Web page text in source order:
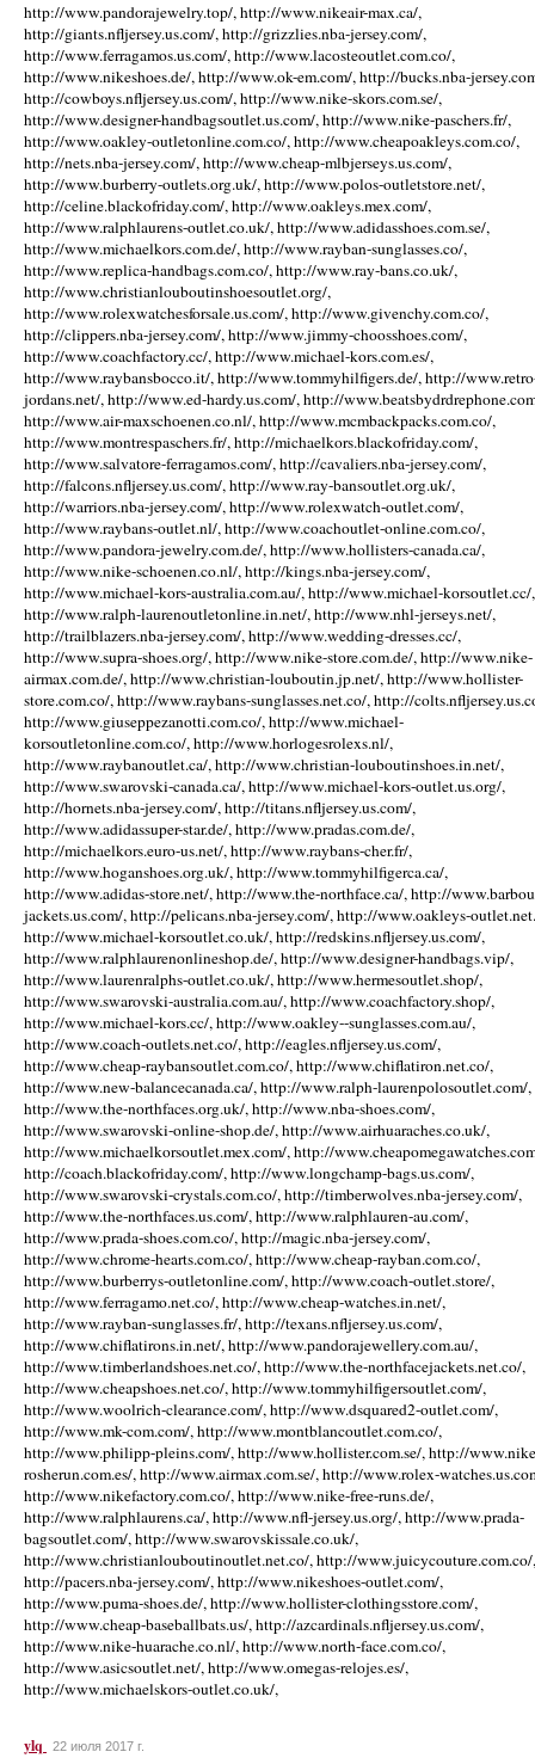
http://www.pandorajewelry.top/, http://www.nikeair-max.ca/,
http://giants.nfljersey.us.com/, http://grizzlies.nba-jersey.com/,
http://www.ferragamos.us.com/, http://www.lacosteoutlet.com.co/,
http://www.nikeshoes.de/, http://www.ok-em.com/, http://bucks.nba-
http://cowboys.nfljersey.us.com/, http://www.nike-skors.com.se/,
http://www.designer-handbagsoutlet.us.com/, http://www.nike-paschers.fr/,
http://www.oakley-outletonline.com.co/, http://www.cheapoakleys.com.co/,
http://nets.nba-jersey.com/, http://www.cheap-mlbjerseys.us.com/,
http://www.burberry-outlets.org.uk/, http://www.polos-outletstore.net/,
http://celine.blackofriday.com/, http://www.oakleys.mex.com/,
http://www.ralphlaurens-outlet.co.uk/, http://www.adidasshoes.com.se/,
http://www.michaelkors.com.de/, http://www.rayban-sunglasses.co/,
http://www.replica-handbags.com.co/, http://www.ray-bans.co.uk/,
http://www.christianlouboutinshoesoutlet.org/,
http://www.rolexwatchesforsale.us.com/, http://www.givenchy.com.co/,
http://clippers.nba-jersey.com/, http://www.jimmy-choosshoes.com/,
http://www.coachfactory.cc/, http://www.michael-kors.com.es/,
http://www.raybansbocco.it/, http://www.tommyhilfigers.de/, http://
jordans.net/, http://www.ed-hardy.us.com/, http://
http://www.air-maxschoenen.co.nl/, http://www.mcmbackpacks.com.co/,
http://www.montrespaschers.fr/, http://michaelkors.blackofriday.com/,
http://www.salvatore-ferragamos.com/, http://cavaliers.nba-jersey.com/,
http://falcons.nfljersey.us.com/, http://www.ray-bansoutlet.org.uk/,
http://warriors.nba-jersey.com/, http://www.rolexwatch-outlet.com/,
http://www.raybans-outlet.nl/, http://www.coachoutlet-online.com.co/,
http://www.pandora-jewelry.com.de/, http://www.hollisters-canada.ca/,
http://www.nike-schoenen.co.nl/, http://kings.nba-jersey.com/,
http://www.michael-kors-australia.com.au/, http://www.michael-korsoutlet.cc/,
http://www.ralph-laurenoutletonline.in.net/, http://www.nhl-jerseys.net/,
http://trailblazers.nba-jersey.com/, http://www.wedding-dresses.cc/,
http://www.supra-shoes.org/, http://www.nike-store.com.de/, http://www.nike-
airmax.com.de/, http://www.christian-louboutin.jp.net/, http://www.hollister-
store.com.co/, http://www.raybans-sunglasses.net.co/, http://
http://www.giuseppezanotti.com.co/, http://www.michael-
korsoutletonline.com.co/, http://www.horlogesrolexs.nl/,
http://www.raybanoutlet.ca/, http://www.christian-louboutinshoes.in.net/,
http://www.swarovski-canada.ca/, http://www.michael-kors-outlet.us.org/,
http://hornets.nba-jersey.com/, http://titans.nfljersey.us.com/,
http://www.adidassuper-star.de/, http://www.pradas.com.de/,
http://michaelkors.euro-us.net/, http://www.raybans-cher.fr/,
http://www.hoganshoes.org.uk/, http://www.tommyhilfigerca.ca/,
http://www.adidas-store.net/, http://www.the-northface.ca/, http://
jackets.us.com/, http://pelicans.nba-jersey.com/, http://www.oakleys-
http://www.michael-korsoutlet.co.uk/, http://redskins.nfljersey.us.com/,
http://www.ralphlaurenonlineshop.de/, http://www.designer-handbags.vip/,
http://www.laurenralphs-outlet.co.uk/, http://www.hermesoutlet.shop/,
http://www.swarovski-australia.com.au/, http://www.coachfactory.shop/,
http://www.michael-kors.cc/, http://www.oakley--sunglasses.com.au/,
http://www.coach-outlets.net.co/, http://eagles.nfljersey.us.com/,
http://www.cheap-raybansoutlet.com.co/, http://www.chiflatiron.net.co/,
http://www.new-balancecanada.ca/, http://www.ralph-laurenpolosoutlet.com/,
http://www.the-northfaces.org.uk/, http://www.nba-shoes.com/,
http://www.swarovski-online-shop.de/, http://www.airhuaraches.co.uk/,
http://www.michaelkorsoutlet.mex.com/, http://
http://coach.blackofriday.com/, http://www.longchamp-bags.us.com/,
http://www.swarovski-crystals.com.co/, http://timberwolves.nba-jersey.com/,
http://www.the-northfaces.us.com/, http://www.ralphlauren-au.com/,
http://www.prada-shoes.com.co/, http://magic.nba-jersey.com/,
http://www.chrome-hearts.com.co/, http://www.cheap-rayban.com.co/,
http://www.burberrys-outletonline.com/, http://www.coach-outlet.store/,
http://www.ferragamo.net.co/, http://www.cheap-watches.in.net/,
http://www.rayban-sunglasses.fr/, http://texans.nfljersey.us.com/,
http://www.chiflatirons.in.net/, http://www.pandorajewellery.com.au/,
http://www.timberlandshoes.net.co/, http://www.the-northfacejackets.net.co/,
http://www.cheapshoes.net.co/, http://www.tommyhilfigersoutlet.com/,
http://www.woolrich-clearance.com/, http://www.dsquared2-outlet.com/,
http://www.mk-com.com/, http://www.montblancoutlet.com.co/,
http://www.philipp-pleins.com/, http://www.hollister.com.se/, http://
rosherun.com.es/, http://www.airmax.com.se/, http://www.rolex-
http://www.nikefactory.com.co/, http://www.nike-free-runs.de/,
http://www.ralphlaurens.ca/, http://www.nfl-jersey.us.org/, http://www.prada-
bagsoutlet.com/, http://www.swarovskissale.co.uk/,
http://www.christianlouboutinoutlet.net.co/, http://www.juicycouture.com.co/,
http://pacers.nba-jersey.com/, http://www.nikeshoes-outlet.com/,
http://www.puma-shoes.de/, http://www.hollister-clothingsstore.com/,
http://www.cheap-baseballbats.us/, http://azcardinals.nfljersey.us.com/,
http://www.nike-huarache.co.nl/, http://www.north-face.com.co/,
http://www.asicsoutlet.net/, http://www.omegas-relojes.es/,
http://www.michaelskors-outlet.co.uk/,
ylq 22 июля 2017 г.